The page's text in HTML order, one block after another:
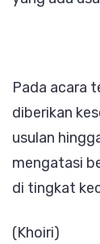
Pada acara
diberikan
usulan
mengatasi
di tingkat
(Khoiri)